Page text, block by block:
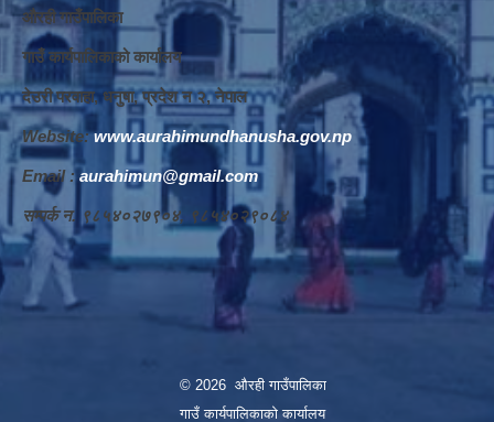
औरही गाउँपालिका
गाउँ कार्यपालिकाको कार्यालय
देउरी परवाहा, धनुषा, प्रदेश न‌‍ २, नेपाल
Website:www.aurahimundhanusha.gov.np
Email : aurahimun@gmail.com
सम्पर्क न‌‍. ९८५४०२७९०४, ९८५४०२९०८४
© 2026 औरही गाउँपालिका
गाउँ कार्यपालिकाको कार्यालय